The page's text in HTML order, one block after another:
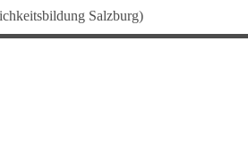
Salzburg)